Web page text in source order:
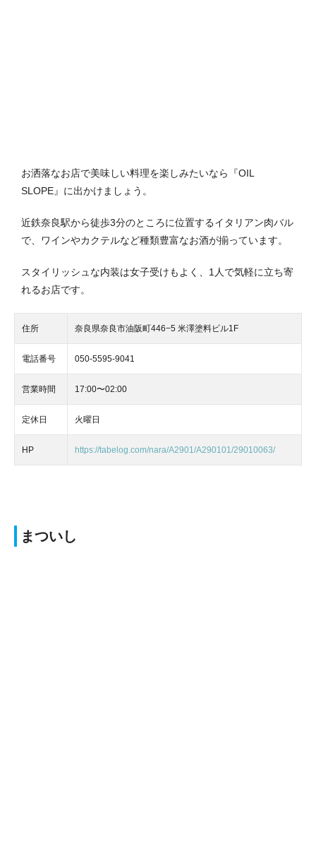
お洒落なお店で美味しい料理を楽しみたいなら『OIL
SLOPE』に出かけましょう。
近鉄奈良駅から徒歩3分のところに位置するイタリアン肉バル
で、ワインやカクテルなど種類豊富なお酒が揃っています。
スタイリッシュな内装は女子受けもよく、1人で気軽に立ち寄
れるお店です。
住所 奈良県奈良市油阪町446−5 米澤塗料ビル1F
電話番号 050-5595-9041
営業時間 17:00〜02:00
定休日 火曜日
HP https://tabelog.com/nara/A2901/A290101/29010063/
まついし